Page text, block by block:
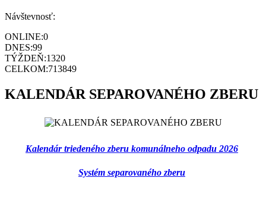
Návštevnosť:
ONLINE:0
DNES:99
TÝŽDEŇ:1320
CELKOM:713849
KALENDÁR SEPAROVANÉHO ZBERU
Kalendár triedeného zberu komunálneho odpadu 2026
Systém separovaného zberu